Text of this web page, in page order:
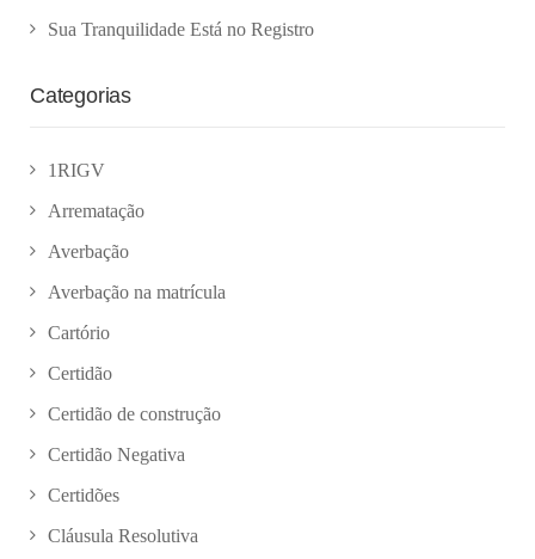
Sua Tranquilidade Está no Registro
Categorias
1RIGV
Arrematação
Averbação
Averbação na matrícula
Cartório
Certidão
Certidão de construção
Certidão Negativa
Certidões
Cláusula Resolutiva